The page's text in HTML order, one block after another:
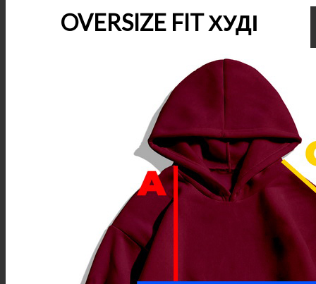
OVERSIZE FIT ХУДІ